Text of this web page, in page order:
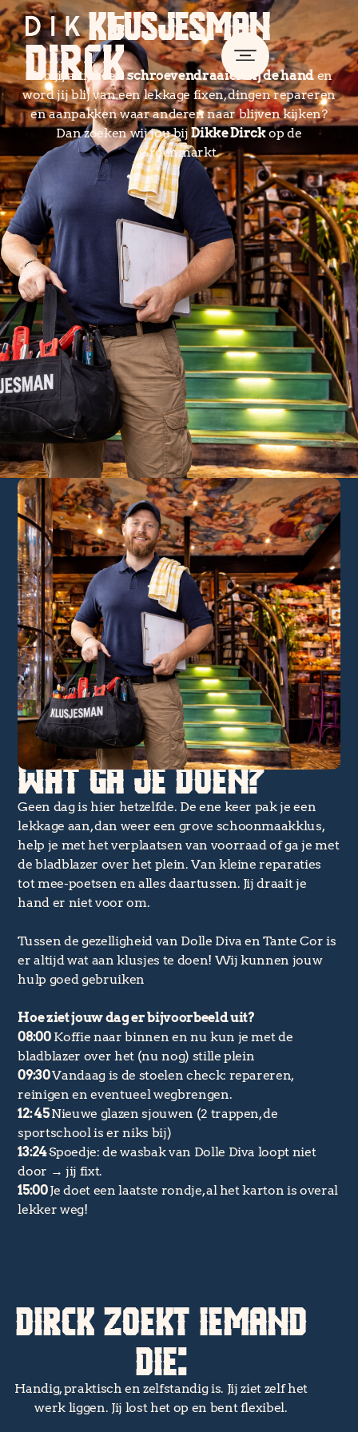
KLUSJESMAN
Heb jij altijd eenschroevendraaier bij de handen
word jij blij van een lekkage fixen, dingen repareren
en aanpakken waar anderen naar blijven kijken?
Dan zoeken wij jou bijDikke Dirckop de
Groenmarkt.
WAT GA JE DOEN?
Geen dag is hier hetzelfde. De ene keer pak je een
lekkage aan, dan weer een grove schoonmaakklus,
help je met het verplaatsen van voorraad of ga je met
de bladblazer over het plein. Van kleine reparaties
tot mee-poetsen en alles daartussen. Jij draait je
hand er niet voor om.
Tussen de gezelligheid van Dolle Diva en Tante Cor is
er altijd wat aan klusjes te doen! Wij kunnen jouw
hulp goed gebruiken
Hoe ziet jouw dag er bijvoorbeeld uit?
08:00Koffie naar binnen en nu kun je met de
bladblazer over het (nu nog) stille plein
09:30Vandaag is de stoelen check: repareren,
reinigen en eventueel wegbrengen.
12: 45Nieuwe glazen sjouwen (2 trappen, de
sportschool is er niks bij)
13:24Spoedje: de wasbak van Dolle Diva loopt niet
door → jij fixt.
15:00Je doet een laatste rondje, al het karton is overal
lekker weg!
DIRCK ZOEKT IEMAND
DIE:
Handig, praktisch en zelfstandig is. Jij ziet zelf het
werk liggen. Jij lost het op en bent flexibel.